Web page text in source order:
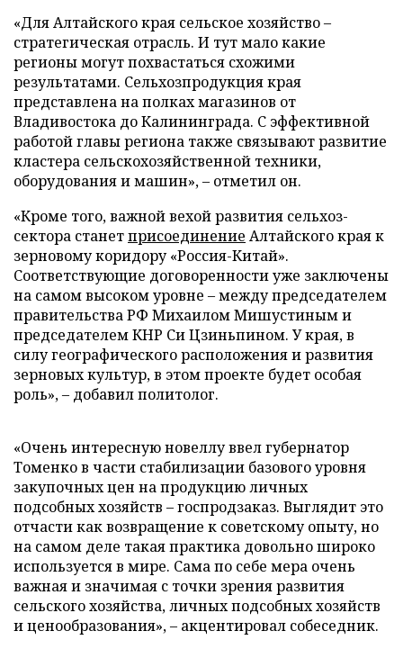
«Для Алтайского края сельское хозяйство –
стратегическая отрасль. И тут мало какие
регионы могут похвастаться схожими
результатами. Сельхозпродукция края
представлена на полках магазинов от
Владивостока до Калининграда. С эффективной
работой главы региона также связывают развитие
кластера сельскохозяйственной техники,
оборудования и машин», – отметил он.
«Кроме того, важной вехой развития сельхоз-
сектора станетприсоединение Алтайского края к
зерновому коридору «Россия-Китай».
Соответствующие договоренности уже заключены
на самом высоком уровне – между председателем
правительства РФ Михаилом Мишустиным и
председателем КНР Си Цзиньпином. У края, в
силу географического расположения и развития
зерновых культур, в этом проекте будет особая
роль», – добавил политолог.
«Очень интересную новеллу ввел губернатор
Томенко в части стабилизации базового уровня
закупочных цен на продукцию личных
подсобных хозяйств – госпродзаказ. Выглядит это
отчасти как возвращение к советскому опыту, но
на самом деле такая практика довольно широко
используется в мире. Сама по себе мера очень
важная и значимая с точки зрения развития
сельского хозяйства, личных подсобных хозяйств
и ценообразования», – акцентировал собеседник.